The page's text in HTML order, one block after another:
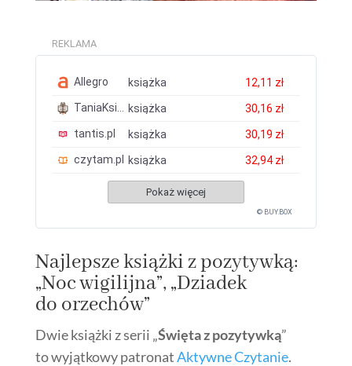
REKLAMA
Allegro książka
12,11 zł
TaniaKsiazka.pl
książka
30,16 zł
tantis.pl
książka
30,19 zł
czytam.pl
książka 32,94 zł
Pokaż więcej
© BUY.BOX
Najlepsze książki z pozytywką:
„Noc wigilijna”, „Dziadek
do orzechów”
Dwie książki z serii „Święta z pozytywką”
to wyjątkowy patronatAktywne Czytanie.